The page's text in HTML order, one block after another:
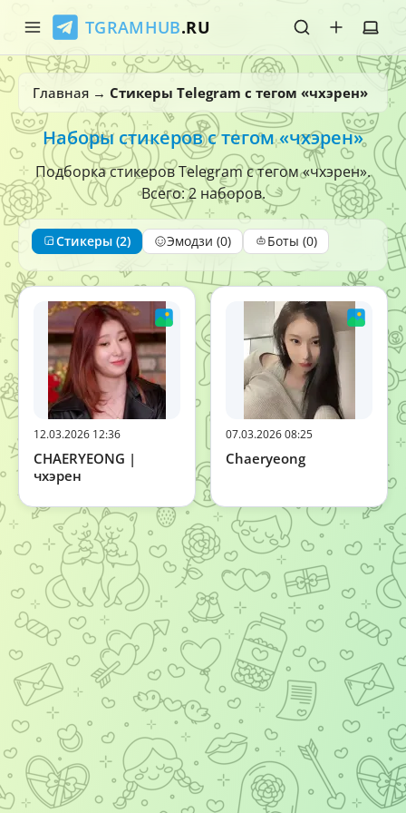
TGRAMHUB.RU
Главная
Стикеры
Эмодзи
Боты
О нас
Главная → Стикеры Telegram с тегом «чхэрен»
Наборы стикеров с тегом «чхэрен»
Подборка стикеров Telegram с тегом «чхэрен».
Всего: 2 наборов.
Стикеры (2) Эмодзи (0) Боты (0)
12.03.2026 12:36
CHAERYEONG |
чхэрен
07.03.2026 08:25
Chaeryeong